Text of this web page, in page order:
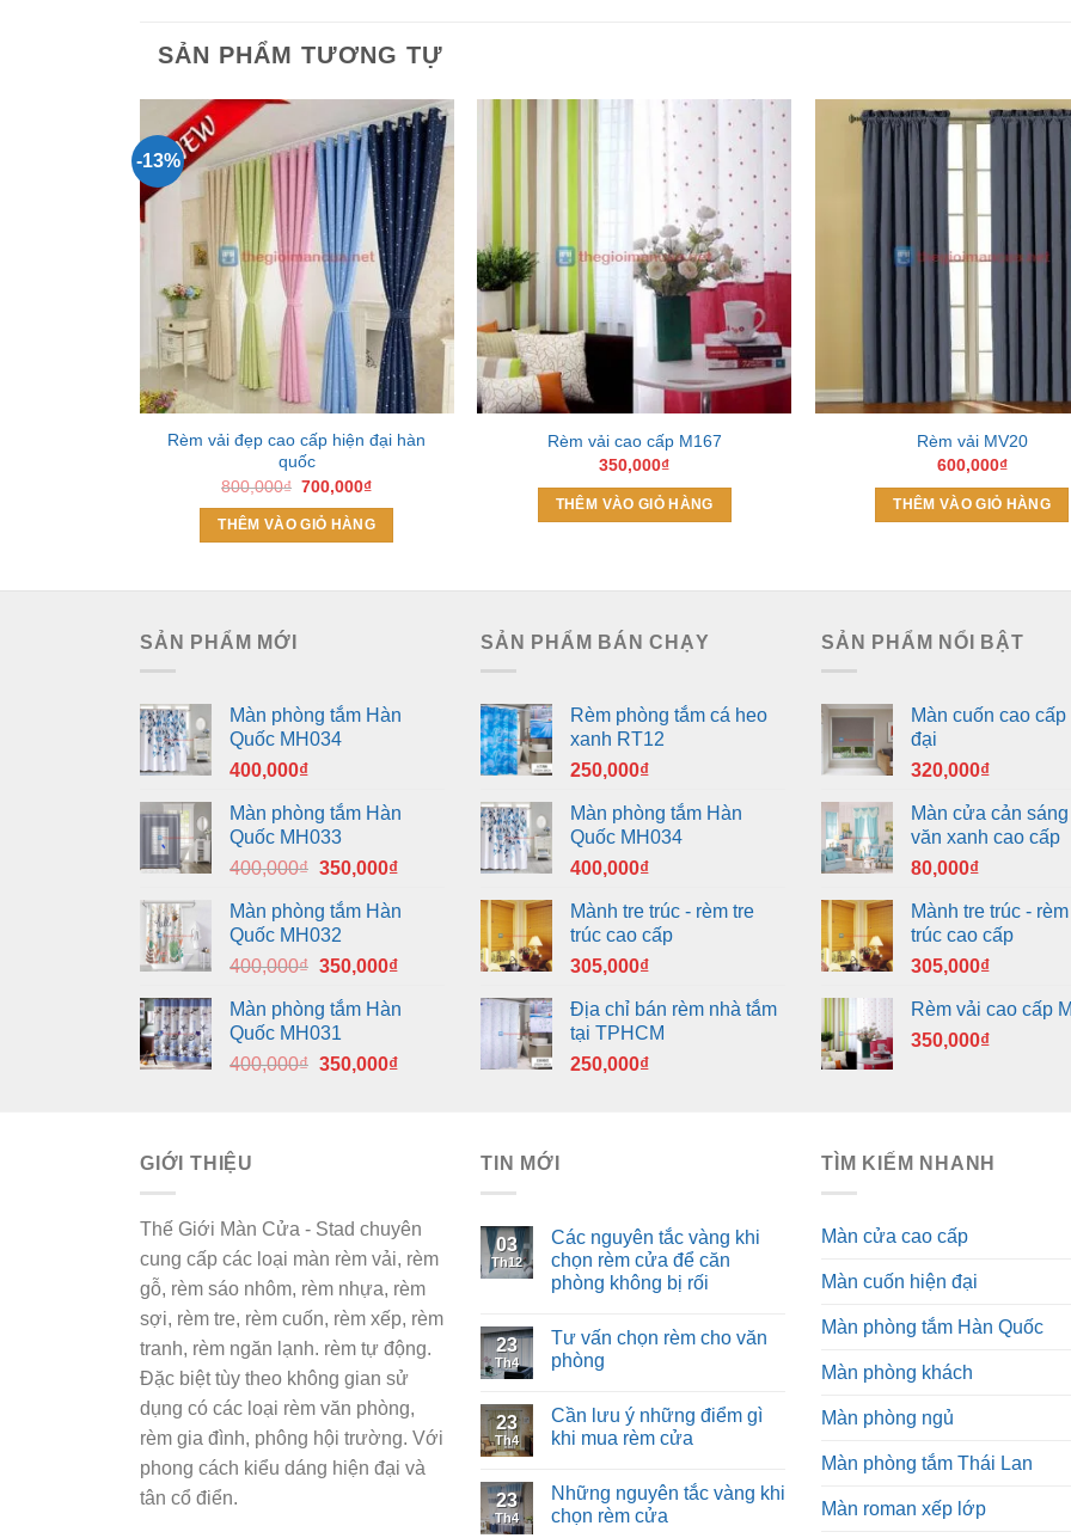
SẢN PHẨM TƯƠNG TỰ
-13%
Add to
Wishlist
Rèm vải đẹp cao cấp hiện đại hàn
quốc
800,000₫ Giá
là:
800,000₫.
700,000₫Giá
tại
là:
THÊM VÀO GIỎ HÀNG
Add to
Wishlist
Rèm vải cao cấp M167
350,000₫
THÊM VÀO GIỎ HÀNG
Rèm vải MV20
600,000₫
THÊM VÀO GIỎ HÀNG
SẢN PHẨM MỚI
Màn phòng tắm Hàn
Quốc MH034
400,000₫
Màn phòng tắm Hàn
Quốc MH033
400,000₫ Giá
là:
400,000₫.
350,000₫Giá
tại
350,000₫.
Màn phòng tắm Hàn
Quốc MH032
400,000₫ Giá
là:
400,000₫.
350,000₫Giá
tại
350,000₫.
Màn phòng tắm Hàn
Quốc MH031
400,000₫ Giá
350,000₫Giá
SẢN PHẨM BÁN CHẠY
Rèm phòng tắm cá heo
xanh RT12
250,000₫
Màn phòng tắm Hàn
Quốc MH034
400,000₫
Mành tre trúc - rèm tre
trúc cao cấp
305,000₫
Địa chỉ bán rèm nhà tắm
tại TPHCM
250,000₫
SẢN PHẨM NỔI BẬT
Màn cuốn cao cấp
đại
320,000₫
Màn cửa cản
văn xanh cao cấp
80,000₫
Mành tre trúc -
trúc cao cấp
305,000₫
Rèm vải cao cấp
350,000₫
GIỚI THIỆU
Thế Giới Màn Cửa - Stad chuyên
cung cấp các loại màn rèm vải, rèm
gỗ, rèm sáo nhôm, rèm nhựa, rèm
sợi, rèm tre, rèm cuốn, rèm xếp, rèm
tranh, rèm ngăn lạnh. rèm tự động.
Đặc biệt tùy theo không gian sử
dụng có các loại rèm văn phòng,
rèm gia đình, phông hội trường. Với
phong cách kiểu dáng hiện đại và
tân cổ điển.
TIN MỚI
03
Th12
Các nguyên tắc vàng khi
chọn rèm cửa để căn
phòng không bị rối
23
Th4
Tư vấn chọn rèm cho văn
phòng
23
Th4
Cần lưu ý những điểm gì
khi mua rèm cửa
23
Th4
Những nguyên tắc vàng khi
chọn rèm cửa
TÌM KIẾM NHANH
Màn cửa cao cấp
Màn cuốn hiện đại
Màn phòng tắm Hàn Quốc
Màn phòng khách
Màn phòng ngủ
Màn phòng tắm Thái Lan
Màn roman xếp lớp